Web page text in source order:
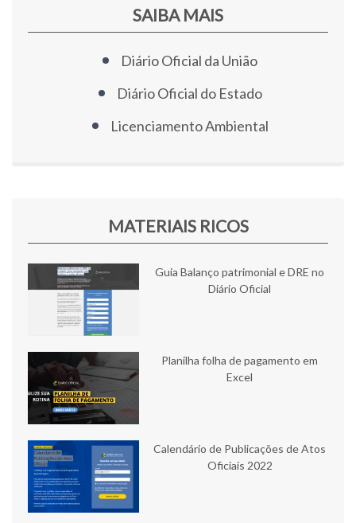
SAIBA MAIS
Diário Oficial da União
Diário Oficial do Estado
Licenciamento Ambiental
MATERIAIS RICOS
Guia Balanço patrimonial e DRE no
Diário Oficial
Planilha folha de pagamento em
Excel
Calendário de Publicações de Atos
Oficiais 2022